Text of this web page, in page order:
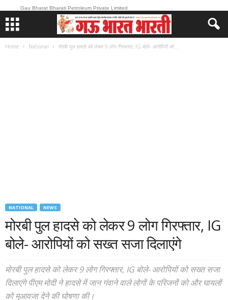
Gau Bharat Bharati Petroleum Private Limited
Home National मोरबी पुल हादसे को लेकर 9 लोग गिरफ्तार, IG बोले- आरोपियों को...
NATIONAL NEWS
मोरबी पुल हादसे को लेकर 9 लोग गिरफ्तार, IG
बोले- आरोपियों को सख्त सजा दिलाएंगे
मोरबी पुल हादसे को लेकर 9 लोग गिरफ्तार, IG बोले- आरोपियों को सख्त सजा
दिलाएंगे पीएम मोदी ने हादसे में जान गंवाने वाले लोगों के परिजनों को और घायलों
को मुआवजा देने की घोषणा की।